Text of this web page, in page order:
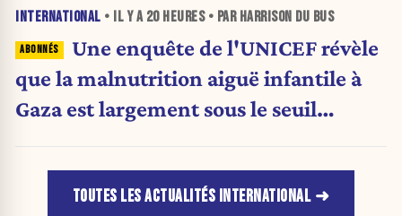
INTERNATIONAL • IL Y A 20 HEURES• PAR HARRISON DU BUS
Une enquête de l'UNICEF révèle
que la malnutrition aiguë infantile à
Gaza est largement sous le seuil
TOUTES LES ACTUALITÉS INTERNATIONAL